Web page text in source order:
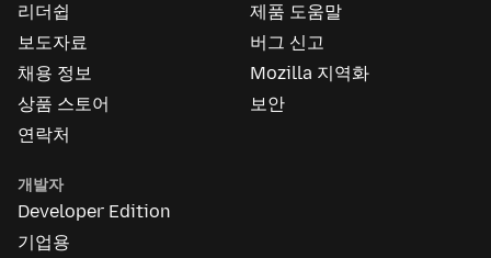
리더쉽
보도자료
채용 정보
상품 스토어
연락처
제품 도움말
버그 신고
Mozilla 지역화
보안
개발자
Developer Edition
기업용